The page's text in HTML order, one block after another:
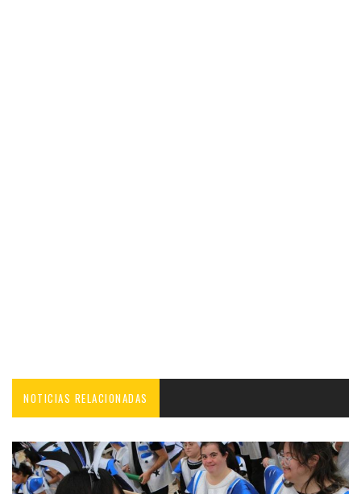
NOTICIAS RELACIONADAS